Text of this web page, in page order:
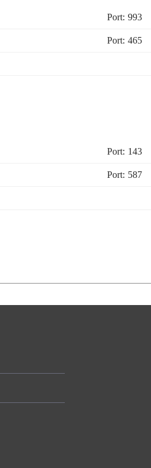
Port: 993
Port: 465
Port: 143
Port: 587